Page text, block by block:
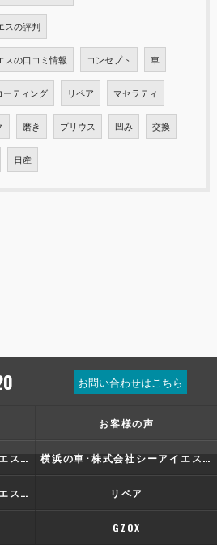
スの評判
スの口コミ情報 コンセプト 車
ーティング リペア マセラティ
磨き プリウス 凹み 交換
日産
お問い合わせはこちら
お客様の声
横浜の車･株式会社シーアイエスの口コミ情報 横浜の車･株式会社シーアイエスの評判
横浜の車･株式会社シーアイエスのお客様の声 リペア
GZOX